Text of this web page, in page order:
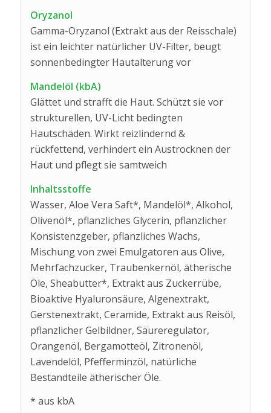
Oryzanol
Gamma-Oryzanol (Extrakt aus der Reisschale)
ist ein leichter natürlicher UV-Filter, beugt
sonnenbedingter Hautalterung vor
Mandelöl (kbA)
Glättet und strafft die Haut. Schützt sie vor
strukturellen, UV-Licht bedingten
Hautschäden. Wirkt reizlindernd &
rückfettend, verhindert ein Austrocknen der
Haut und pflegt sie samtweich
Inhaltsstoffe
Wasser, Aloe Vera Saft*, Mandelöl*, Alkohol,
Olivenöl*, pflanzliches Glycerin, pflanzlicher
Konsistenzgeber, pflanzliches Wachs,
Mischung von zwei Emulgatoren aus Olive,
Mehrfachzucker, Traubenkernöl, ätherische
Öle, Sheabutter*, Extrakt aus Zuckerrübe,
Bioaktive Hyaluronsäure, Algenextrakt,
Gerstenextrakt, Ceramide, Extrakt aus Reisöl,
pflanzlicher Gelbildner, Säureregulator,
Orangenöl, Bergamotteöl, Zitronenöl,
Lavendelöl, Pfefferminzöl, natürliche
Bestandteile ätherischer Öle.
* aus kbA